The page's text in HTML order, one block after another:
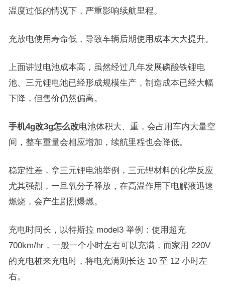
温度过低的情况下，严重影响续航里程。
充放电使用寿命低，导致车辆后期使用成本大大提升。
上面讲过电池成本高，虽然经过几年发展磷酸铁锂电
池、三元锂电池已经形成规模生产，制造成本已经大幅
下降，但售价仍然偏高。
手机4g改3g怎么改电池体积大、重，会占用车内大量空
间，整车重量会相应增加，续航里程也会降低。
稳定性差，拿三元锂电池举例，三元锂材料的化学反应
尤其强烈，一旦氧分子释放，在高温作用下电解液迅速
燃烧，会产生剧烈爆燃。
充电时间长，以特斯拉 model3 举例：使用超充
700km/hr，一般一个小时左右可以充满，而家用 220V
的充电桩来充电时，将电充满则长达 10 至 12 小时左
右。